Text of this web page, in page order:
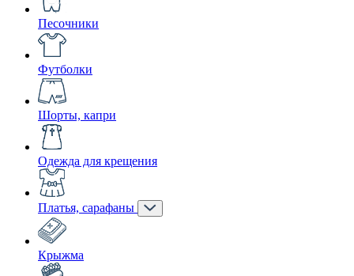
Песочники
Футболки
Шорты, капри
Одежда для крещения
Платья, сарафаны
Крыжма